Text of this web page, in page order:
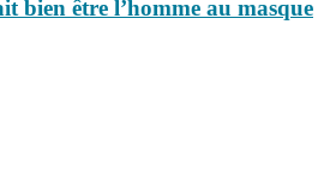
bien être l’homme au masque